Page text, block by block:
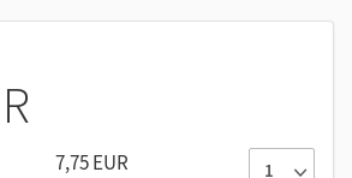
7,75 EUR